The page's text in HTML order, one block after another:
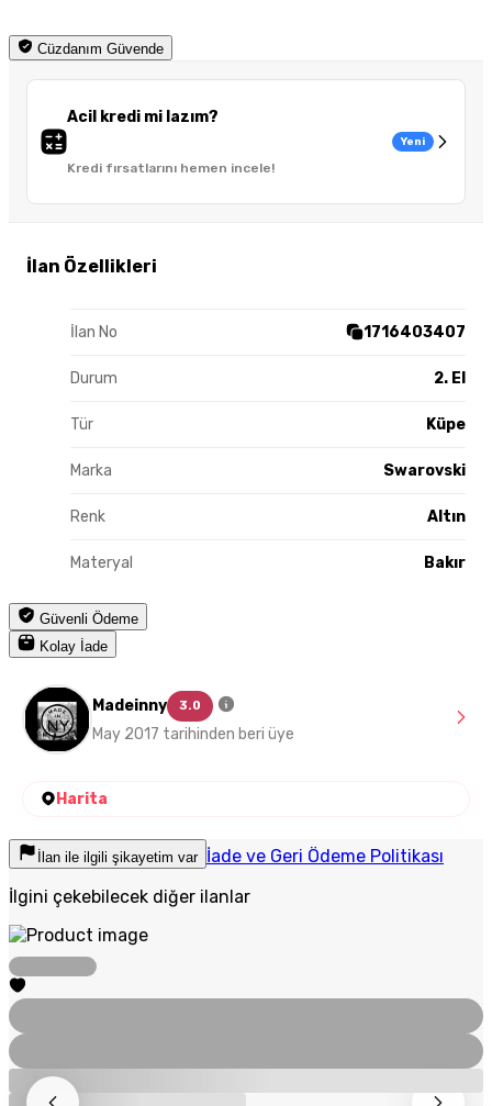
Cüzdanım Güvende
Acil kredi mi lazım?
Kredi fırsatlarını hemen incele!
Yeni
İlan Özellikleri
İlan No 1716403407
Durum 2. El
Tür Küpe
Marka Swarovski
Renk Altın
Materyal Bakır
Güvenli Ödeme
Kolay İade
Madeinny 3.0
May 2017 tarihinden beri üye
Harita
İlan ile ilgili şikayetim var İade ve Geri Ödeme Politikası
İlgini çekebilecek diğer ilanlar